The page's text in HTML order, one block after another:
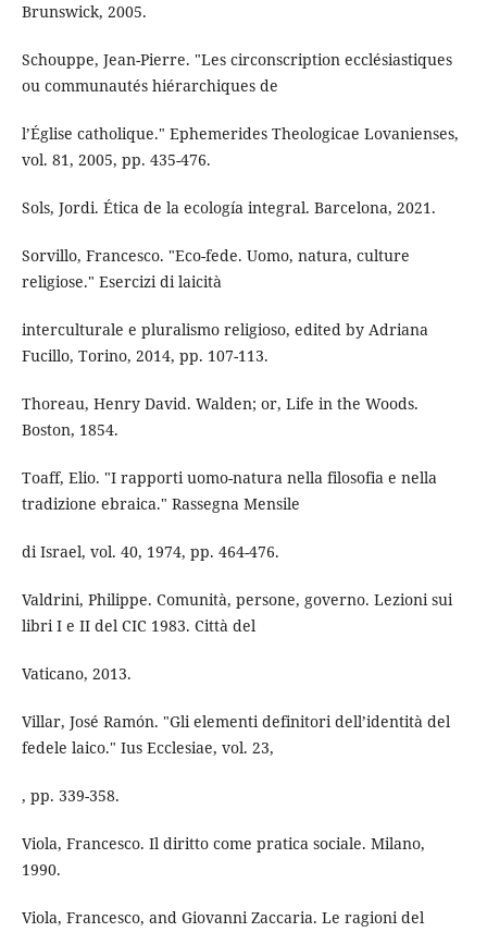
Brunswick, 2005.
Schouppe, Jean-Pierre. "Les circonscription ecclésiastiques
ou communautés hiérarchiques de
l’Église catholique." Ephemerides Theologicae Lovanienses,
vol. 81, 2005, pp. 435-476.
Sols, Jordi. Ética de la ecología integral. Barcelona, 2021.
Sorvillo, Francesco. "Eco-fede. Uomo, natura, culture
religiose." Esercizi di laicità
interculturale e pluralismo religioso, edited by Adriana
Fucillo, Torino, 2014, pp. 107-113.
Thoreau, Henry David. Walden; or, Life in the Woods.
Boston, 1854.
Toaff, Elio. "I rapporti uomo-natura nella filosofia e nella
tradizione ebraica." Rassegna Mensile
di Israel, vol. 40, 1974, pp. 464-476.
Valdrini, Philippe. Comunità, persone, governo. Lezioni sui
libri I e II del CIC 1983. Città del
Vaticano, 2013.
Villar, José Ramón. "Gli elementi definitori dell’identità del
fedele laico." Ius Ecclesiae, vol. 23,
, pp. 339-358.
Viola, Francesco. Il diritto come pratica sociale. Milano,
1990.
Viola, Francesco, and Giovanni Zaccaria. Le ragioni del